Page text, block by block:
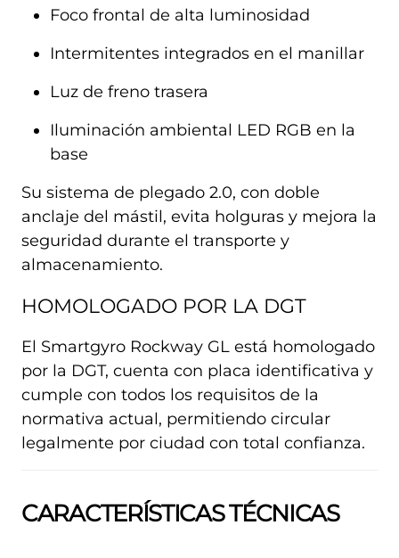
Foco frontal de alta luminosidad
Intermitentes integrados en el manillar
Luz de freno trasera
Iluminación ambiental LED RGB en la
base
Su sistema de plegado 2.0, con doble
anclaje del mástil, evita holguras y mejora la
seguridad durante el transporte y
almacenamiento.
HOMOLOGADO POR LA DGT
El Smartgyro Rockway GL está homologado
por la DGT, cuenta con placa identificativa y
cumple con todos los requisitos de la
normativa actual, permitiendo circular
legalmente por ciudad con total confianza.
CARACTERÍSTICAS TÉCNICAS